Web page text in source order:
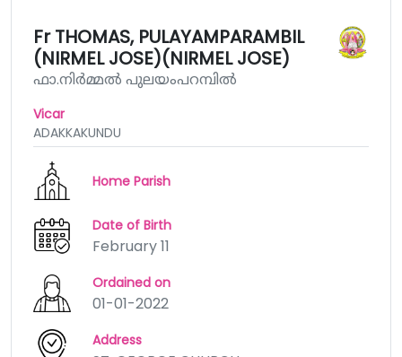
Fr THOMAS, PULAYAMPARAMBIL
(NIRMEL JOSE)(NIRMEL JOSE)
ഫാ.നിർമ്മൽ പുലയംപറമ്പിൽ
Vicar
ADAKKAKUNDU
Home Parish
Date of Birth
February 11
Ordained on
01-01-2022
Address